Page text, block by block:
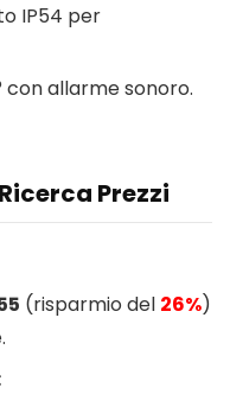
IP54 per
allarme sonoro.
Prezzi
(risparmio del 26%)